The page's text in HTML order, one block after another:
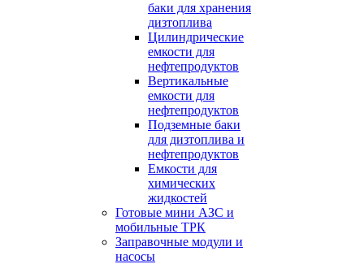
баки для хранения
дизтоплива
Цилиндрические
емкости для
нефтепродуктов
Вертикальные
емкости для
нефтепродуктов
Подземные баки
для дизтоплива и
нефтепродуктов
Емкости для
химических
жидкостей
Готовые мини АЗС и
мобильные ТРК
Заправочные модули и
насосы